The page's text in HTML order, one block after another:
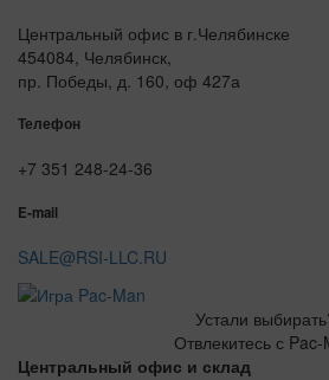
Центральный офис в г.Челябинске
454084, Челябинск,
пр. Победы, д. 160, оф 427а
Телефон
+7 351 248-24-36
E-mail
SALE@RSI-LLC.RU
Устали
Отвлекитесь с Pac-
Центральный офис и склад